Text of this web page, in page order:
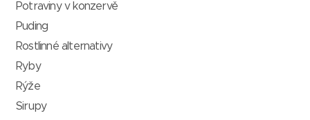
Potraviny v konzervě
Puding
Rostlinné alternativy
Ryby
Rýže
Sirupy